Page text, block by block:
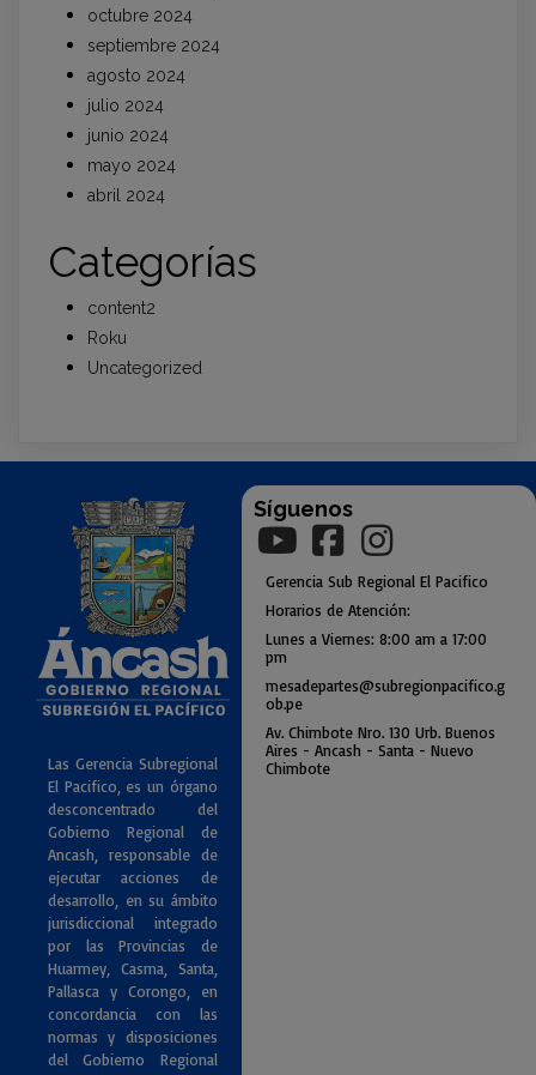
octubre 2024
septiembre 2024
agosto 2024
julio 2024
junio 2024
mayo 2024
abril 2024
Categorías
content2
Roku
Uncategorized
Las Gerencia Subregional
El Pacifico, es un órgano
desconcentrado del
Gobierno Regional de
Ancash, responsable de
ejecutar acciones de
desarrollo, en su ámbito
jurisdiccional integrado
por las Provincias de
Huarmey, Casma, Santa,
Pallasca y Corongo, en
concordancia con las
normas y disposiciones
del Gobierno Regional
Síguenos
Gerencia Sub Regional El Pacifico
Horarios de Atención:
Lunes a Viernes: 8:00 am a 17:00
pm
mesadepartes@subregionpacifico.g
ob.pe
Av. Chimbote Nro. 130 Urb. Buenos
Aires - Ancash - Santa - Nuevo
Chimbote